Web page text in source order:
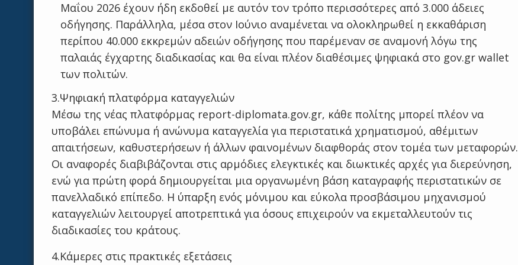
Μαΐου 2026 έχουν ήδη εκδοθεί με αυτόν τον τρόπο περισσότερες από 3.000 άδειες
οδήγησης. Παράλληλα, μέσα στον Ιούνιο αναμένεται να ολοκληρωθεί η εκκαθάριση
περίπου 40.000 εκκρεμών αδειών οδήγησης που παρέμεναν σε αναμονή λόγω της
παλαιάς έγχαρτης διαδικασίας και θα είναι πλέον διαθέσιμες ψηφιακά στο gov.gr wallet
των πολιτών.
3.Ψηφιακή πλατφόρμα καταγγελιών
Μέσω της νέας πλατφόρμας report-diplomata.gov.gr, κάθε πολίτης μπορεί πλέον να
υποβάλει επώνυμα ή ανώνυμα καταγγελία για περιστατικά χρηματισμού, αθέμιτων
απαιτήσεων, καθυστερήσεων ή άλλων φαινομένων διαφθοράς στον τομέα των μεταφορών.
Οι αναφορές διαβιβάζονται στις αρμόδιες ελεγκτικές και διωκτικές αρχές για διερεύνηση,
ενώ για πρώτη φορά δημιουργείται μια οργανωμένη βάση καταγραφής περιστατικών σε
πανελλαδικό επίπεδο. Η ύπαρξη ενός μόνιμου και εύκολα προσβάσιμου μηχανισμού
καταγγελιών λειτουργεί αποτρεπτικά για όσους επιχειρούν να εκμεταλλευτούν τις
διαδικασίες του κράτους.
4.Κάμερες στις πρακτικές εξετάσεις